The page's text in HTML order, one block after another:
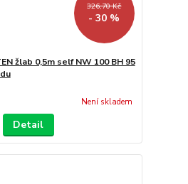
326,70 Kč
- 30 %
žlab 0,5m self NW 100 BH 95
Není skladem
Detail